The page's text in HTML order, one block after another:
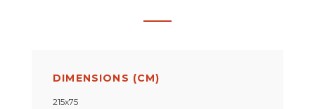
DIMENSIONS (CM)
215x75